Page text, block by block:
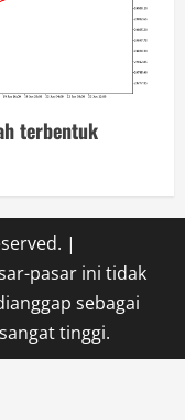
terbentuk
|
pasar ini tidak
sebagai
tinggi.